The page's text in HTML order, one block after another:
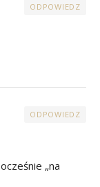
ODPOWIEDZ
ODPOWIEDZ
„na